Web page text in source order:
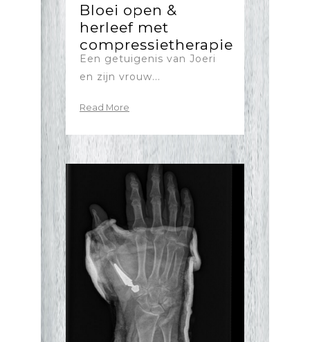
Bloei open &
herleef met
compressietherapie
Een getuigenis van Joeri
en zijn vrouw...
Read More